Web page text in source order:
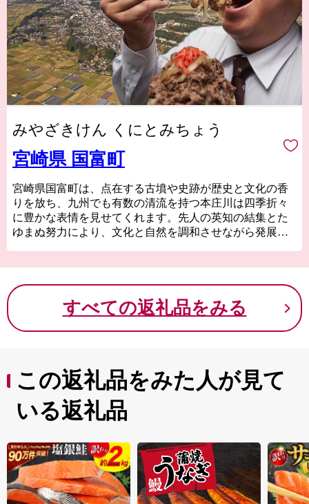
みやざきけん くにとみちょう
宮崎県 国富町
宮崎県国富町は、点在する古墳や史跡が歴史と文化の香
りを放ち、九州でも有数の清流を持つ本庄川は四季折々
に豊かな表情を見せてくれます。先人の英知の結集とた
ゆまぬ努力により、文化と自然を調和させながら発展し
ています。また、多くの誘致企業が立地し、温暖な気候
の中、豊富な人材と自然(清流)を活かし発展しています。
これからも「人がつながる 未来につながる 元気なま
どうぞ、国富町の特産品をご堪能ください。
すべての返礼品をみる
この返礼品をみた人が見て
いる返礼品